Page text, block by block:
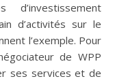
d’activités sur le
l’exemple. Pour
de WPP
ses services et de